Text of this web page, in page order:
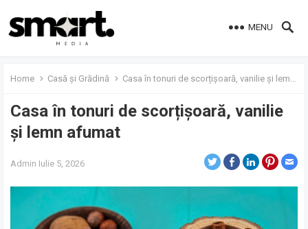
MENU
Home Casă și Grădină Casa în tonuri de scorțișoară, vanilie și lemn afumat
Casa în tonuri de scorțișoară, vanilie
și lemn afumat
Admin Iulie 5, 2026